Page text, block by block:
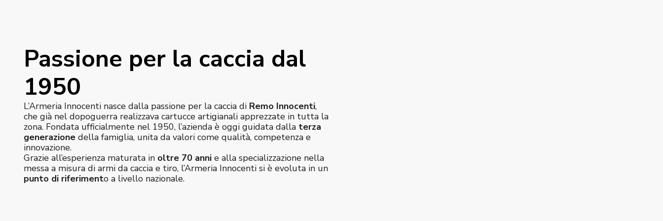
Passione per la caccia dal
1950
L’Armeria Innocenti nasce dalla passione per la caccia di Remo Innocenti,
che già nel dopoguerra realizzava cartucce artigianali apprezzate in tutta la
zona. Fondata ufficialmente nel 1950, l’azienda è oggi guidata dalla terza
generazione della famiglia, unita da valori come qualità, competenza e
innovazione.
Grazie all’esperienza maturata in oltre 70 anni e alla specializzazione nella
messa a misura di armi da caccia e tiro, l’Armeria Innocenti si è evoluta in un
punto di riferimento a livello nazionale.